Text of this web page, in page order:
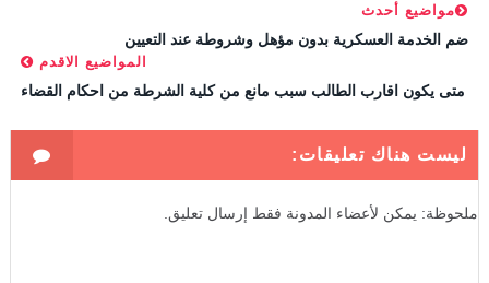
مواضيع أحدث
ضم الخدمة العسكرية بدون مؤهل وشروطة عند التعيين
المواضيع الاقدم
متى يكون اقارب الطالب سبب مانع من كلية الشرطة من احكام القضاء
ليست هناك تعليقات:
ملحوظة: يمكن لأعضاء المدونة فقط إرسال تعليق.